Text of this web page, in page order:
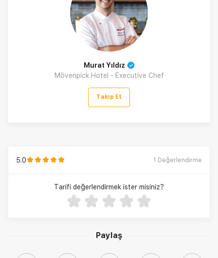
Paylaş
Murat Yıldız
Mövenpick Hotel - Executive Chef
Takip Et
5.0 1 Değerlendirme
Tarifi değerlendirmek ister misiniz?